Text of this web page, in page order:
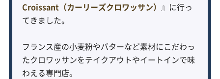
Croissant（カーリーズクロワッサン） 』に行っ
てきました。
フランス産の小麦粉やバターなど素材にこだわっ
たクロワッサンをテイクアウトやイートインで味
わえる専門店。